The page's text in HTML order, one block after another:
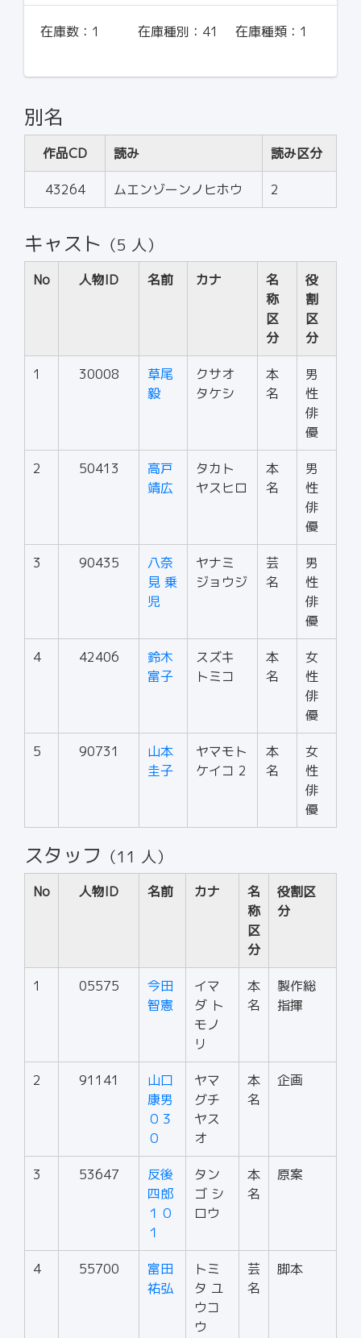
在庫数： 1 在庫種別： 41 在庫種類： 1
別名
作品CD 読み 読み区分
43264 ムエンゾーンノヒホウ 2
キャスト （5 人）
No 人物ID 名前 カナ
名
称
区
分
役
割
区
分
1 30008
草尾
毅
クサオ
タケシ
本
名
男
性
俳
優
2 50413
高戸
靖広
タカト
ヤスヒロ
本
名
男
性
俳
優
3 90435
八奈
見 乗
児
ヤナミ
ジョウジ
芸
名
男
性
俳
優
4 42406
鈴木
富子
スズキ
トミコ
本
名
女
性
俳
優
5 90731
山本
圭子
ヤマモト
ケイコ 2
本
名
女
性
俳
優
スタッフ （11 人）
No 人物ID 名前 カナ
名
称
区
分
役割区
分
1 05575
今田
智憲
イマ
ダ ト
モノ
リ
本
名
製作総
指揮
2 91141
山口
康男
０３
０
ヤマ
グチ
ヤス
オ
本
名
企画
3 53647
反後
四郎
１０
１
タン
ゴ シ
ロウ
本
名
原案
4 55700
富田
祐弘
トミ
タ ユ
ウコ
ウ
芸
名
脚本